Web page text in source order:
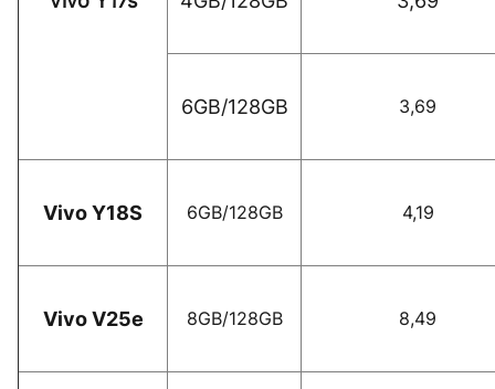
6GB/128GB 3,69
Vivo Y18S 6GB/128GB 4,19
Vivo V25e 8GB/128GB 8,49